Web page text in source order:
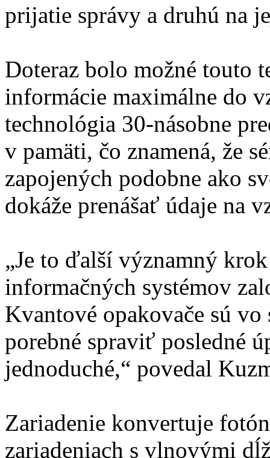
prijatie správy a druhú na
Doteraz bolo možné touto
informácie maximálne do
technológia 30-násobne
v pamäti, čo znamená, že
zapojených podobne ako
dokáže prenášať údaje na
„Je to ďalší významný
informačných systémov
Kvantové opakovače sú
porebné spraviť posledné
jednoduché,“ povedal
Zariadenie konvertuje
zariadeniach s vlnovými